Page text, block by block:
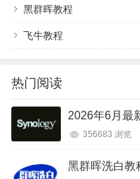
黑群晖教程
飞牛教程
热门阅读
356683 浏览
黑群晖洗白教